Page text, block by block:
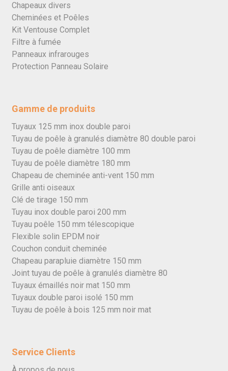
Chapeaux divers
Cheminées et Poêles
Kit Ventouse Complet
Filtre à fumée
Panneaux infrarouges
Protection Panneau Solaire
Gamme de produits
Tuyaux 125 mm inox double paroi
Tuyau de poêle à granulés diamètre 80 double paroi
Tuyau de poêle diamètre 100 mm
Tuyau de poêle diamètre 180 mm
Chapeau de cheminée anti-vent 150 mm
Grille anti oiseaux
Clé de tirage 150 mm
Tuyau inox double paroi 200 mm
Tuyau poêle 150 mm télescopique
Flexible solin EPDM noir
Couchon conduit cheminée
Chapeau parapluie diamètre 150 mm
Joint tuyau de poêle à granulés diamètre 80
Tuyaux émaillés noir mat 150 mm
Tuyaux double paroi isolé 150 mm
Tuyau de poêle à bois 125 mm noir mat
Service Clients